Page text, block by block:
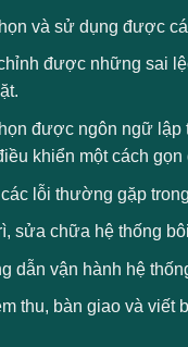
và sử dụng được
được những sai
được ngôn ngữ
khiển một cách gọn
lỗi thường gặp
sửa chữa hệ thống
dẫn vận hành hệ
thu, bàn giao và viết